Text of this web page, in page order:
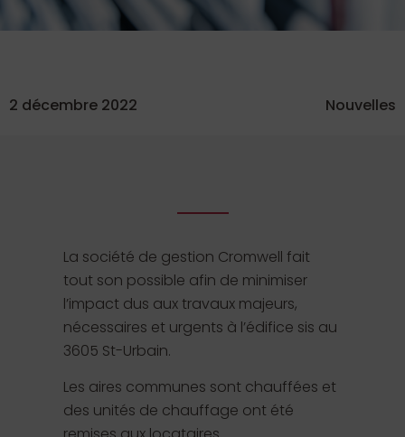
2 décembre 2022 Nouvelles
La société de gestion Cromwell fait
tout son possible afin de minimiser
l’impact dus aux travaux majeurs,
nécessaires et urgents à l’édifice sis au
3605 St-Urbain.
Les aires communes sont chauffées et
des unités de chauffage ont été